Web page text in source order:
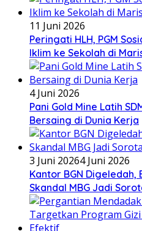
11 Juni 2026
Peringati HLH, PGM
Iklim ke Sekolah di
4 Juni 2026
Pani Gold Mine Latih
Bersaing di Dunia Kerja
3 Juni 20264 Juni 2026
Kantor BGN Digeledah,
Skandal MBG Jadi